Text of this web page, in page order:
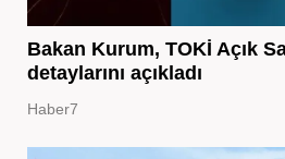
Bakan Kurum, TOKİ Açık
detaylarını açıkladı
Haber7